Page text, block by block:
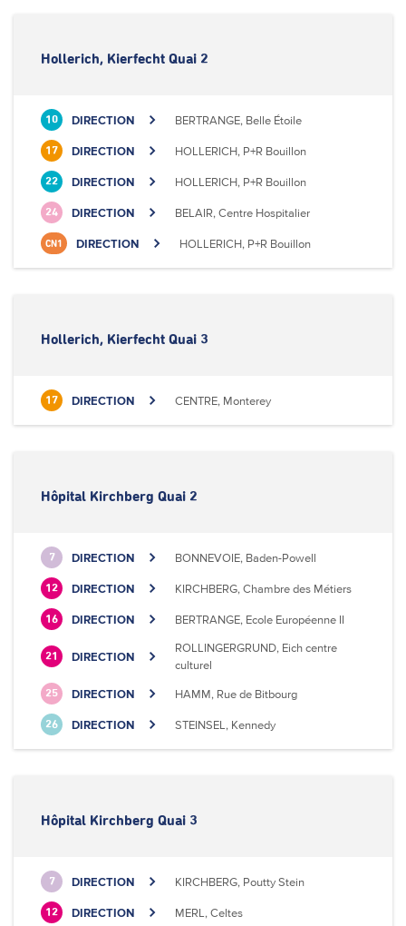
Hollerich, Kierfecht Quai 2
10 DIRECTION BERTRANGE, Belle Étoile
17 DIRECTION HOLLERICH, P+R Bouillon
22 DIRECTION HOLLERICH, P+R Bouillon
24 DIRECTION BELAIR, Centre Hospitalier
CN1 DIRECTION HOLLERICH, P+R Bouillon
Hollerich, Kierfecht Quai 3
17 DIRECTION CENTRE, Monterey
Hôpital Kirchberg Quai 2
7 DIRECTION BONNEVOIE, Baden-Powell
12 DIRECTION KIRCHBERG, Chambre des Métiers
16 DIRECTION BERTRANGE, Ecole Européenne II
21 DIRECTION
ROLLINGERGRUND, Eich centre
culturel
25 DIRECTION HAMM, Rue de Bitbourg
26 DIRECTION STEINSEL, Kennedy
Hôpital Kirchberg Quai 3
7 DIRECTION KIRCHBERG, Poutty Stein
12 DIRECTION MERL, Celtes